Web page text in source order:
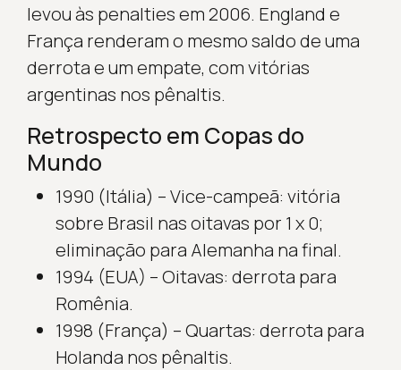
levou às penalties em 2006. England e
França renderam o mesmo saldo de uma
derrota e um empate, com vitórias
argentinas nos pênaltis.
Retrospecto em Copas do
Mundo
1990 (Itália) – Vice-campeã: vitória
sobre Brasil nas oitavas por 1 x 0;
eliminação para Alemanha na final.
1994 (EUA) – Oitavas: derrota para
Romênia.
1998 (França) – Quartas: derrota para
Holanda nos pênaltis.